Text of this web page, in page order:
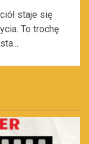
staje się
To trochę